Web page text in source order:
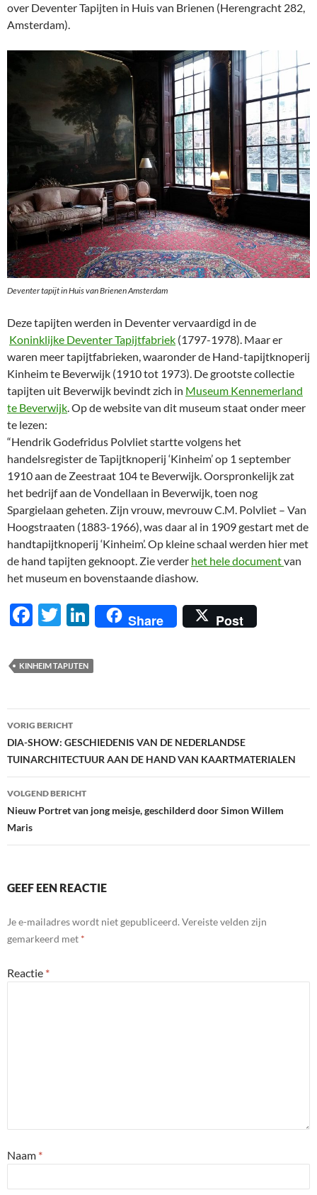
over Deventer Tapijten in Huis van Brienen (Herengracht 282,
Amsterdam).
Deventer tapijt in Huis van Brienen Amsterdam
Deze tapijten werden in Deventer vervaardigd in de
Koninklijke Deventer Tapijtfabriek (1797-1978). Maar er
waren meer tapijtfabrieken, waaronder de Hand-tapijtknoperij
Kinheim te Beverwijk (1910 tot 1973). De grootste collectie
tapijten uit Beverwijk bevindt zich in Museum Kennemerland
te Beverwijk. Op de website van dit museum staat onder meer
te lezen:
“Hendrik Godefridus Polvliet startte volgens het
handelsregister de Tapijtknoperij ‘Kinheim’ op 1 september
1910 aan de Zeestraat 104 te Beverwijk. Oorspronkelijk zat
het bedrijf aan de Vondellaan in Beverwijk, toen nog
Spargielaan geheten. Zijn vrouw, mevrouw C.M. Polvliet – Van
Hoogstraaten (1883-1966), was daar al in 1909 gestart met de
handtapijtknoperij ‘Kinheim’. Op kleine schaal werden hier met
de hand tapijten geknoopt. Zie verder het hele documentvan
het museum en bovenstaande diashow.
F
e
o
o
k
T
itt
Li
k
dI
Share Post
KINHEIM TAPIJTEN
Berichtnavigatie
VORIG BERICHT
DIA-SHOW: GESCHIEDENIS VAN DE NEDERLANDSE
TUINARCHITECTUUR AAN DE HAND VAN KAARTMATERIALEN
VOLGEND BERICHT
Nieuw Portret van jong meisje, geschilderd door Simon Willem
Maris
GEEF EEN REACTIE
Je e-mailadres wordt niet gepubliceerd. Vereiste velden zijn
gemarkeerd met *
Reactie *
Naam *